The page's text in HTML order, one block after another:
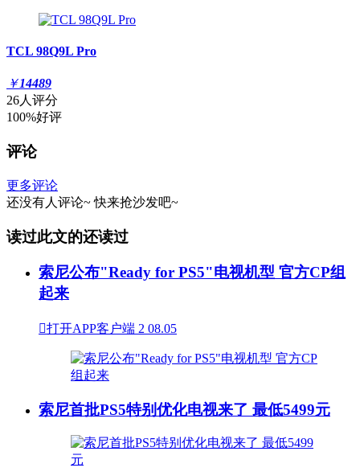
TCL 98Q9L Pro
￥14489
26人评分
100%好评
评论
更多评论
还没有人评论~ 快来抢沙发吧~
读过此文的还读过
索尼公布"Ready for PS5"电视机型 官方CP组
起来
打开APP客户端 2 08.05
索尼首批PS5特别优化电视来了 最低5499元